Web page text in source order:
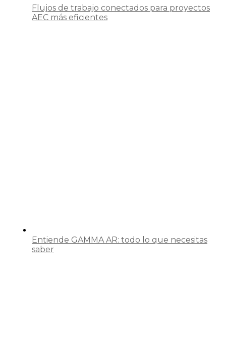
Flujos de trabajo conectados para proyectos
AEC más eficientes
Entiende GAMMA AR: todo lo que necesitas
saber